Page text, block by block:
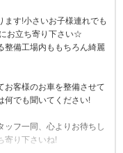
ます!小さいお子様連れでも
お立ち寄り下さい☆
整備工場内ももちろん綺麗
お客様のお車を整備させて
何でも聞いてください!
ッフ一同、心よりお待ちし
寄り下さいね!